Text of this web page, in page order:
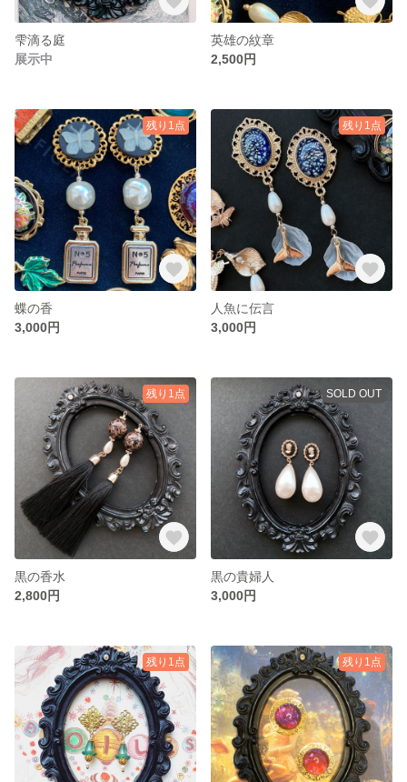
雫滴る庭
展示中
英雄の紋章
2,500円
残り1点
蝶の香
3,000円
残り1点
人魚に伝言
3,000円
残り1点
黒の香水
2,800円
SOLD OUT
黒の貴婦人
3,000円
残り1点 残り1点